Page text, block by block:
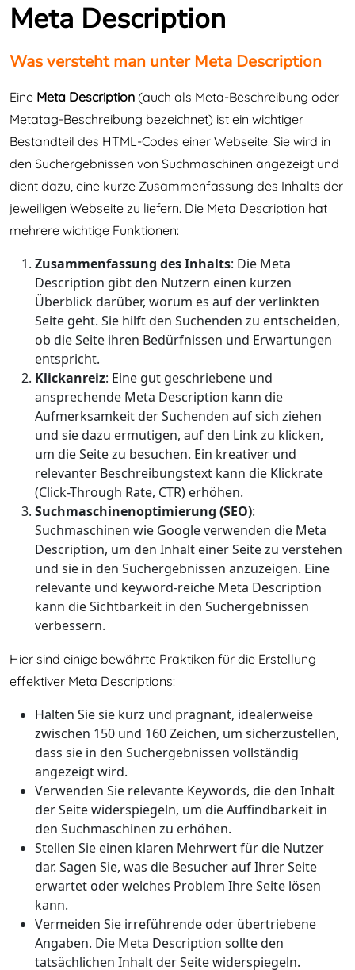
Meta Description
Was versteht man unter Meta Description
Eine Meta Description (auch als Meta-Beschreibung oder
Metatag-Beschreibung bezeichnet) ist ein wichtiger
Bestandteil des HTML-Codes einer Webseite. Sie wird in
den Suchergebnissen von Suchmaschinen angezeigt und
dient dazu, eine kurze Zusammenfassung des Inhalts der
jeweiligen Webseite zu liefern. Die Meta Description hat
mehrere wichtige Funktionen:
Zusammenfassung des Inhalts: Die Meta
Description gibt den Nutzern einen kurzen
Überblick darüber, worum es auf der verlinkten
Seite geht. Sie hilft den Suchenden zu entscheiden,
ob die Seite ihren Bedürfnissen und Erwartungen
entspricht.
Klickanreiz: Eine gut geschriebene und
ansprechende Meta Description kann die
Aufmerksamkeit der Suchenden auf sich ziehen
und sie dazu ermutigen, auf den Link zu klicken,
um die Seite zu besuchen. Ein kreativer und
relevanter Beschreibungstext kann die Klickrate
(Click-Through Rate, CTR) erhöhen.
Suchmaschinenoptimierung (SEO):
Suchmaschinen wie Google verwenden die Meta
Description, um den Inhalt einer Seite zu verstehen
und sie in den Suchergebnissen anzuzeigen. Eine
relevante und keyword-reiche Meta Description
kann die Sichtbarkeit in den Suchergebnissen
verbessern.
Hier sind einige bewährte Praktiken für die Erstellung
effektiver Meta Descriptions:
Halten Sie sie kurz und prägnant, idealerweise
zwischen 150 und 160 Zeichen, um sicherzustellen,
dass sie in den Suchergebnissen vollständig
angezeigt wird.
Verwenden Sie relevante Keywords, die den Inhalt
der Seite widerspiegeln, um die Auffindbarkeit in
den Suchmaschinen zu erhöhen.
Stellen Sie einen klaren Mehrwert für die Nutzer
dar. Sagen Sie, was die Besucher auf Ihrer Seite
erwartet oder welches Problem Ihre Seite lösen
kann.
Vermeiden Sie irreführende oder übertriebene
Angaben. Die Meta Description sollte den
tatsächlichen Inhalt der Seite widerspiegeln.